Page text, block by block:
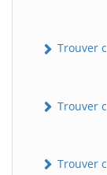
Trouver
Trouver
Trouver